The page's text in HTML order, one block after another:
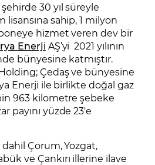
30 yıl süreyle
lisansına sahip, 1 milyon
hizmet veren dev bir
Enerji AŞ’yi 2021 yılının
bünyesine katmıştır.
Çedaş ve bünyesine
Enerji ile birlikte doğal gaz
963 kilometre şebeke
payını yüzde 23'e
dahil Çorum, Yozgat,
ve Çankırı illerine ilave